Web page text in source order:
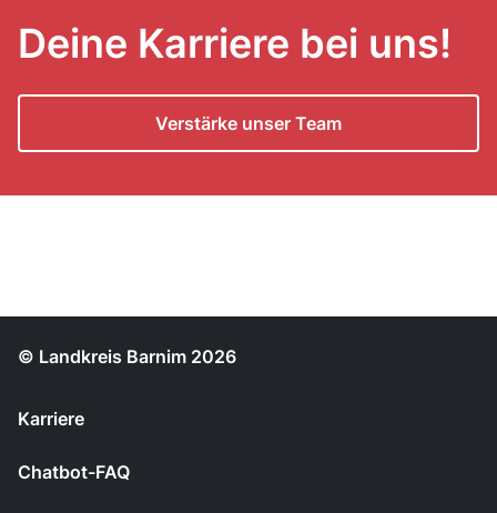
Deine Karriere bei uns!
Verstärke unser Team
© Landkreis Barnim 2026
Karriere
Chatbot-FAQ